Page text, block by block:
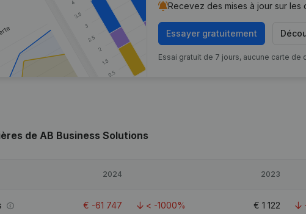
Recevez des mises à jour sur les
Essayer gratuitement
Essai gratuit de 7 jours, aucune carte de
de AB Business Solutions
2024 2023
€ -61 747 < -1000% € 1 122